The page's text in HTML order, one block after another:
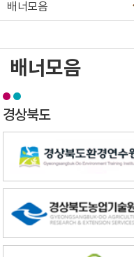
배너모음
배너모음
경상북도